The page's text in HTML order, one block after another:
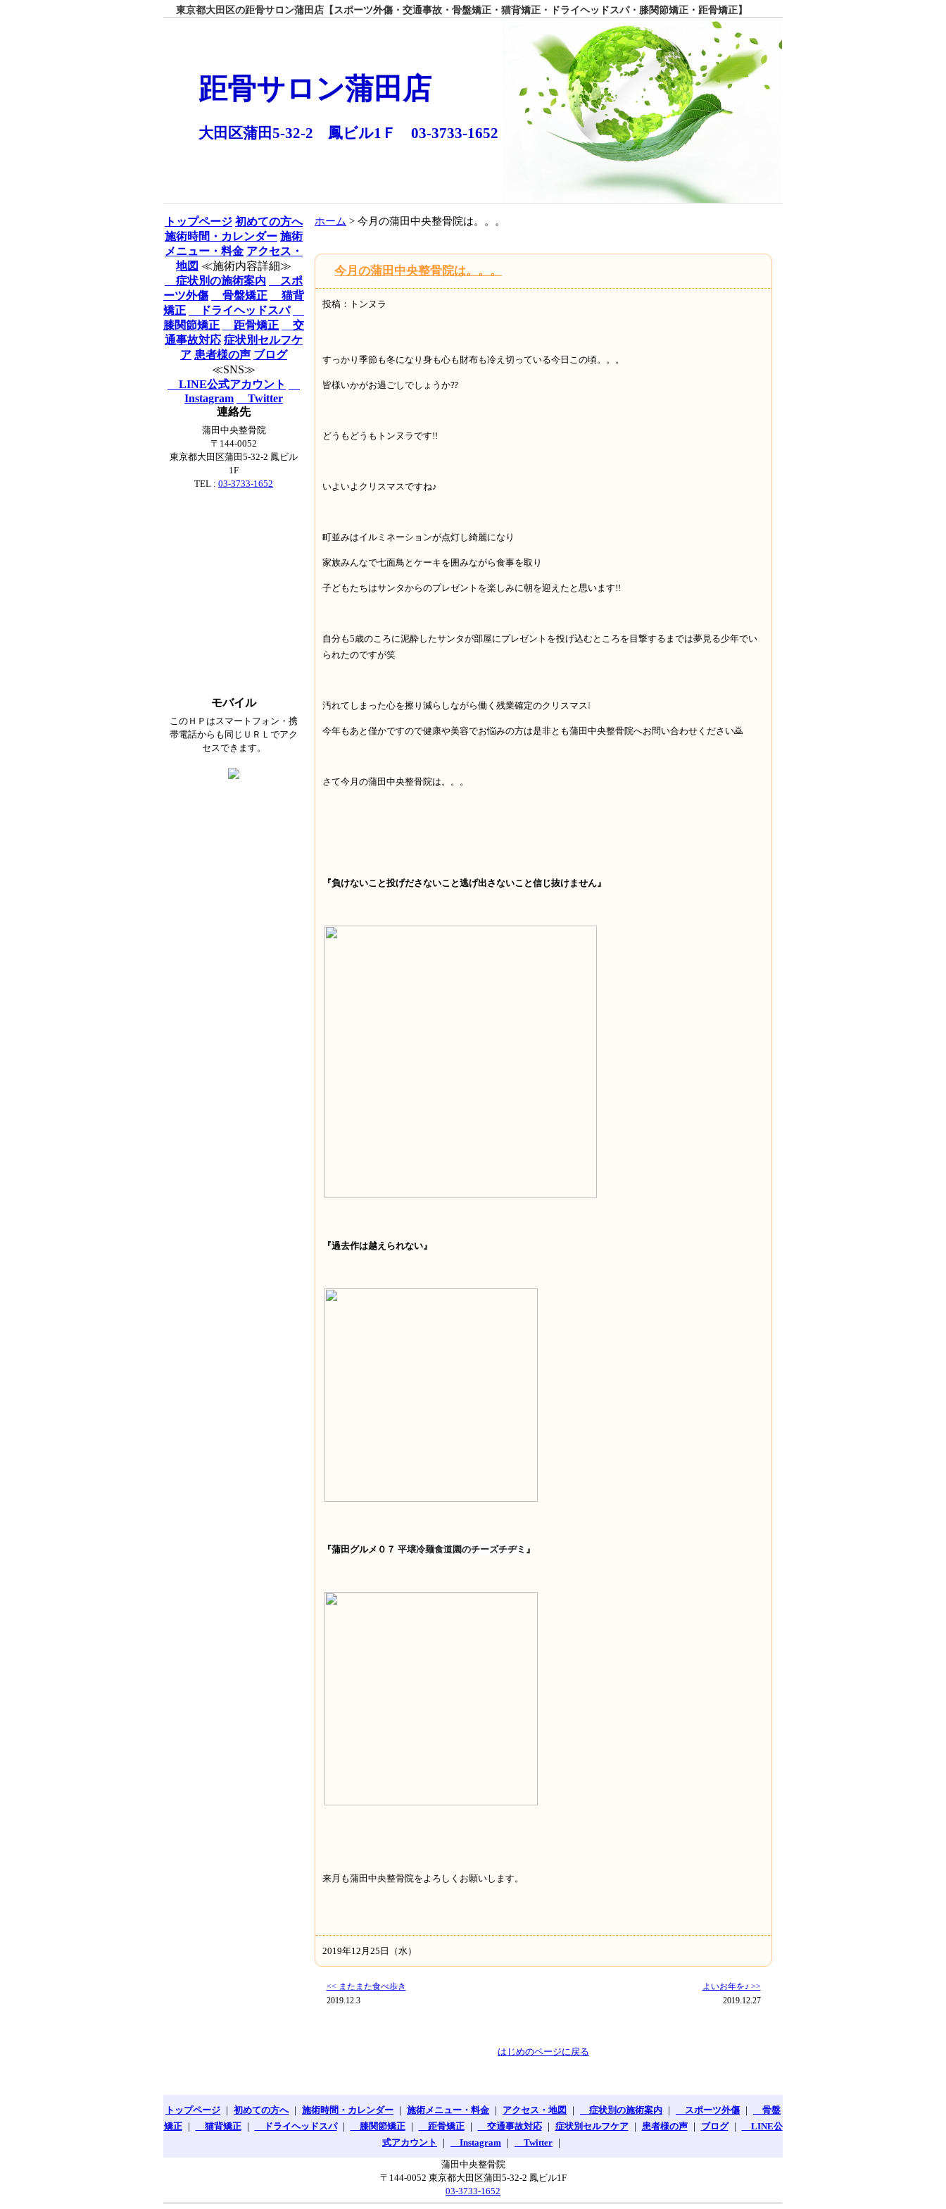
東京都大田区の距骨サロン蒲田店【スポーツ外傷・交通事故・骨盤矯正・猫背矯正・ドライヘッドスパ・膝関節矯正・距骨矯正】
距骨サロン蒲田店
大田区蒲田5-32-2 鳳ビル1Ｆ 03-3733-1652
トップページ 初めての方へ
施術時間・カレンダー 施術
メニュー・料金 アクセス・
地図 ≪施術内容詳細≫
症状別の施術案内
スポ
ーツ外傷
骨盤矯正
猫背
矯正
ドライヘッドスパ
膝関節矯正
距骨矯正
交
通事故対応 症状別セルフケ
ア 患者様の声 ブログ
≪SNS≫
LINE公式アカウント
Instagram
Twitter
連絡先
蒲田中央整骨院
〒144-0052
東京都大田区蒲田5-32-2 鳳ビル
1F
TEL : 03-3733-1652
モバイル
このＨＰはスマートフォン・携
帯電話からも同じＵＲＬでアク
セスできます。
ホーム > 今月の蒲田中央整骨院は。。。
今月の蒲田中央整骨院は。。。
投稿：トンヌラ
すっかり季節も冬になり身も心も財布も冷え切っている今日この頃。。。
皆様いかがお過ごしでしょうか⁇
どうもどうもトンヌラです!!
いよいよクリスマスですね♪
町並みはイルミネーションが点灯し綺麗になり
家族みんなで七面鳥とケーキを囲みながら食事を取り
子どもたちはサンタからのプレゼントを楽しみに朝を迎えたと思います!!
自分も5歳のころに泥酔したサンタが部屋にプレゼントを投げ込むところを目撃するまでは夢見る少年でい
られたのですが笑
汚れてしまった心を擦り減らしながら働く残業確定のクリスマス❕
今年もあと僅かですので健康や美容でお悩みの方は是非とも蒲田中央整骨院へお問い合わせください🙇
さて今月の蒲田中央整骨院は。。。
『負けないこと投げださないこと逃げ出さないこと信じ抜けません』
『過去作は越えられない』
『蒲田グルメ０７ 平壌冷麺食道園のチーズチヂミ 』
来月も蒲田中央整骨院をよろしくお願いします。
2019年12月25日（水）
<< またまた食べ歩き
2019.12.3
よいお年を♪ >>
2019.12.27
はじめのページに戻る
トップページ ｜ 初めての方へ｜ 施術時間・カレンダー ｜ 施術メニュー・料金 ｜ アクセス・地図 ｜ 症状別の施術案内 ｜ スポーツ外傷 ｜
骨盤
矯正｜ 猫背矯正｜ ドライヘッドスパ｜ 膝関節矯正｜ 距骨矯正｜ 交通事故対応｜ 症状別セルフケア｜ 患者様の声｜ ブログ｜
LINE公
式アカウント
｜ Instagram ｜ Twitter ｜
蒲田中央整骨院
〒144-0052 東京都大田区蒲田5-32-2 鳳ビル1F
03-3733-1652